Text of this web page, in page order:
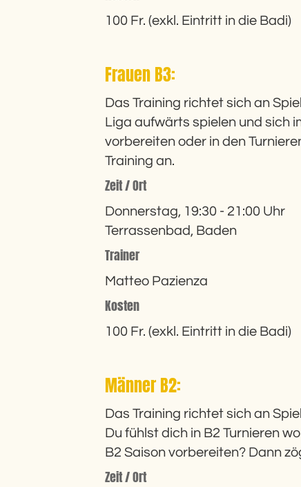
100 Fr. (exkl. Eintritt in die Badi)
Frauen B3:
Das Training richtet sich an
Liga aufwärts spielen und sich
vorbereiten oder in den
Training an.
Zeit / Ort
Donnerstag, 19:30 - 21:00 Uhr
Terrassenbad, Baden
Trainer
Matteo Pazienza
Kosten
100 Fr. (exkl. Eintritt in die Badi)
Männer B2:
Das Training richtet sich an
Du fühlst dich in B2 Turnieren
B2 Saison vorbereiten? Dann
Zeit / Ort